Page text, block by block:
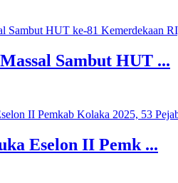
Sambut HUT ...
Eselon II Pemk ...